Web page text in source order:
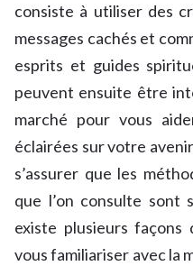
consiste à utiliser des
messages cachés et
esprits et guides
peuvent ensuite être
marché pour vous
éclairées sur votre
s’assurer que les
que l’on consulte sont
existe plusieurs
vous familiariser avec la